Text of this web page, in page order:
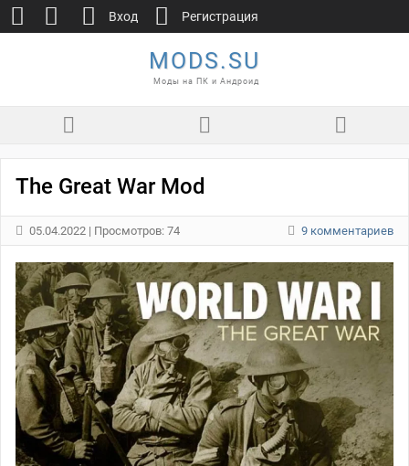
MODS.SU
Моды на ПК и Андроид
The Great War Mod
05.04.2022 | Просмотров: 74 9 комментариев
Вход Регистрация